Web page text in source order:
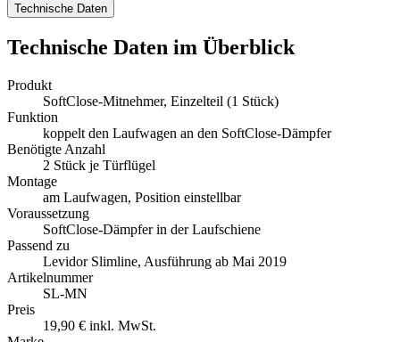
Technische Daten
Technische Daten im Überblick
Produkt
SoftClose-Mitnehmer, Einzelteil (1 Stück)
Funktion
koppelt den Laufwagen an den SoftClose-Dämpfer
Benötigte Anzahl
2 Stück je Türflügel
Montage
am Laufwagen, Position einstellbar
Voraussetzung
SoftClose-Dämpfer in der Laufschiene
Passend zu
Levidor Slimline, Ausführung ab Mai 2019
Artikelnummer
SL-MN
Preis
19,90 € inkl. MwSt.